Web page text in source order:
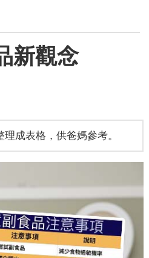
新觀念
成表格，供爸媽參考。